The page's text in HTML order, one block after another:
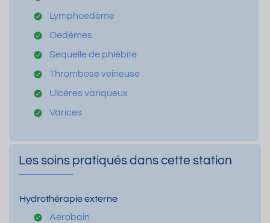
Lymphoedème
Oedèmes
Sequelle de phlébite
Thrombose veineuse
Ulcères variqueux
Varices
Les soins pratiqués dans cette station
Hydrothérapie externe
Aérobain